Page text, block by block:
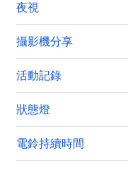
夜視
攝影機分享
活動記錄
狀態燈
電鈴持續時間